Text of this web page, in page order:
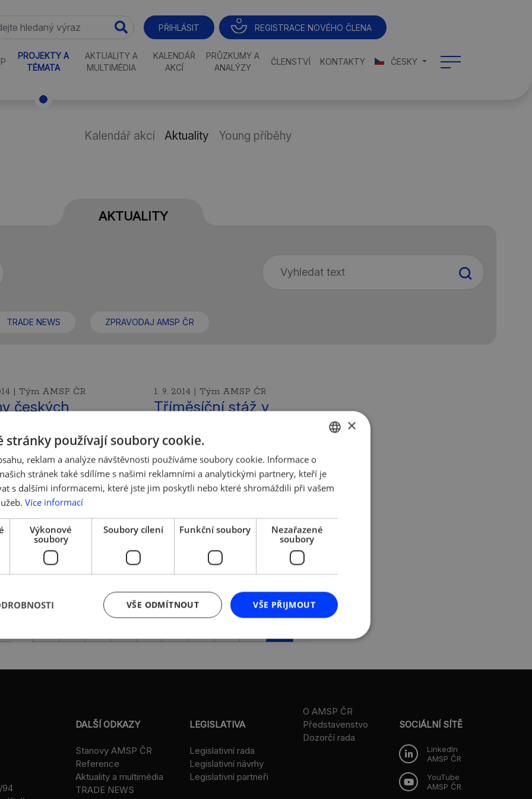
PŘIHLÁSIT REGISTRACE NOVÉHO ČLENA
PROJEKTY A
TÉMATA
AKTUALITY A
MULTIMÉDIA
KALENDÁŘ
AKCÍ
PRŮZKUMY A
ANALÝZY
ČLENSTVÍ KONTAKTY ČESKY
Kalendář akcí Aktuality Young příběhy
AKTUALITY
TRADE NEWS ZPRAVODAJ AMSP ČR
| Tým AMSP ČR
českých
V4
dalšími českými
startupové sféry se
zúčastnila i
Zuzana Cabejšková s
ZAZA bottles,…
1. 9. 2014 | Tým AMSP ČR
Tříměsíční stáž v
inovací v organizaci
ASHOKA!
Jedinečná příležitost pro
tříměsíční stáž v české
Ashoce od října 2014,
přihlášky je…více »
94
DALŠÍ ODKAZY
Stanovy AMSP ČR
Reference
Aktuality a multimédia
TRADE NEWS
LEGISLATIVA
Legislativní rada
Legislativní návrhy
Legislativní partneři
O AMSP ČR
Představenstvo
Dozorčí rada
SOCIÁLNÍ SÍTĚ
LinkedIn
AMSP ČR
YouTube
AMSP ČR
ENGLISH
×
stránky používají soubory cookie.
reklam a analýze návštěvnosti používáme soubory cookie. Informace o
stránek také sdílíme s našimi reklamními a analytickými partnery, kteří je
s dalšími informacemi, které jste jim poskytli nebo které shromáždili při vašem
Více informací
Výkonové
soubory
Soubory cílení Funkční soubory
Nezařazené
soubory
VŠE PŘIJMOUT
VŠE ODMÍTNOUT